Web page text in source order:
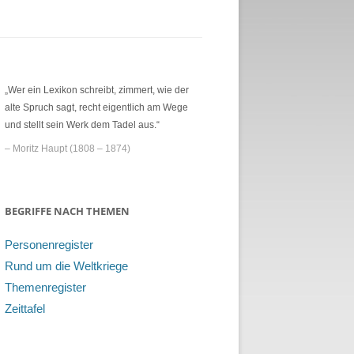
„Wer ein Lexikon schreibt, zimmert, wie der
alte Spruch sagt, recht eigentlich am Wege
und stellt sein Werk dem Tadel aus.“
– Moritz Haupt (1808 – 1874)
BEGRIFFE NACH THEMEN
Personenregister
Rund um die Weltkriege
Themenregister
Zeittafel